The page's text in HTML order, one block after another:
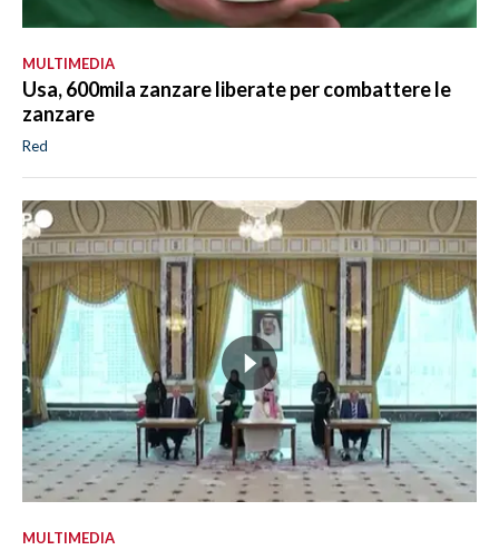
MULTIMEDIA
Usa, 600mila zanzare liberate per combattere le
zanzare
Red
MULTIMEDIA